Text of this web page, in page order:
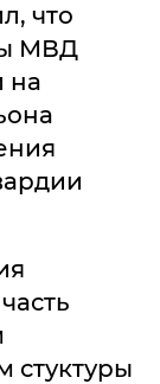
что
МВД
на
стуктуры